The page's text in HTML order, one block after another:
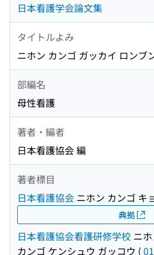
日本看護学会論文集
タイトルよみ
ニホン カンゴ ガッカイ ロンブ
部編名
母性看護
著者・編者
日本看護協会 編
著者標目
日本看護協会 ニホン カンゴ キ
典拠
日本看護協会看護研修学校 ニ
カンゴ ケンシュウ ガッコウ (